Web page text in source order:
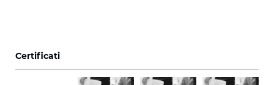
Certificati